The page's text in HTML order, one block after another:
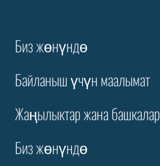
Биз жөнүндө
Байланыш үчүн маалымат
Жаңылыктар жана башкалар
Биз жөнүндө